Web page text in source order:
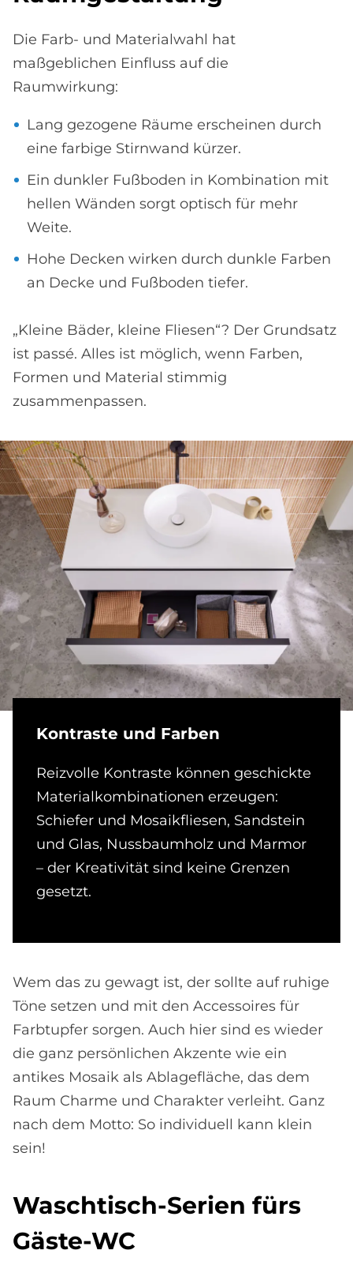
Die Farb- und Materialwahl hat
maßgeblichen Einfluss auf die
Raumwirkung:
Lang gezogene Räume erscheinen durch
eine farbige Stirnwand kürzer.
Ein dunkler Fußboden in Kombination mit
hellen Wänden sorgt optisch für mehr
Weite.
Hohe Decken wirken durch dunkle Farben
an Decke und Fußboden tiefer.
„Kleine Bäder, kleine Fliesen“? Der Grundsatz
ist passé. Alles ist möglich, wenn Farben,
Formen und Material stimmig
zusammenpassen.
Kon­tra­ste und Far­ben
Reizvolle Kontraste können geschickte
Materialkombinationen erzeugen:
Schiefer und Mosaikfliesen, Sandstein
und Glas, Nussbaumholz und Marmor
– der Kreativität sind keine Grenzen
gesetzt.
Wem das zu gewagt ist, der sollte auf ruhige
Töne setzen und mit den Accessoires für
Farbtupfer sorgen. Auch hier sind es wieder
die ganz persönlichen Akzente wie ein
antikes Mosaik als Ablagefläche, das dem
Raum Charme und Charakter verleiht. Ganz
nach dem Motto: So individuell kann klein
sein!
Wasch­tisch-Se­ri­en fürs
Gä­ste-WC